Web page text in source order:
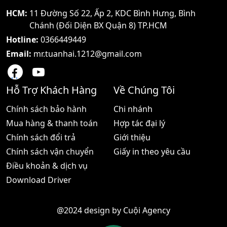
điều hành như Android
Jelly hay Microsoft
Embedded
bit - Bộ nhớ chương trình
2MB Flash - Bộ nhớ dữ
liệu
HCM: 11 Đường Số 22, Ấp 2, KDC Bình Hưng, Bình
Chánh (Đối Diện BX Quận 8) TP.HCM
Hotline: 0366449449
Email: mr.tuanhai.1212@gmail.com
Hỗ Trợ Khách Hàng
Chính sách bảo hành
Mua hàng & thanh toán
Chính sách đổi trả
Chính sách vận chuyển
Điều khoản & dịch vụ
Download Driver
Về Chúng Tôi
Chi nhánh
Hợp tác đại lý
Giới thiệu
Giấy in theo yêu cầu
@2024 design by Cuội Agency